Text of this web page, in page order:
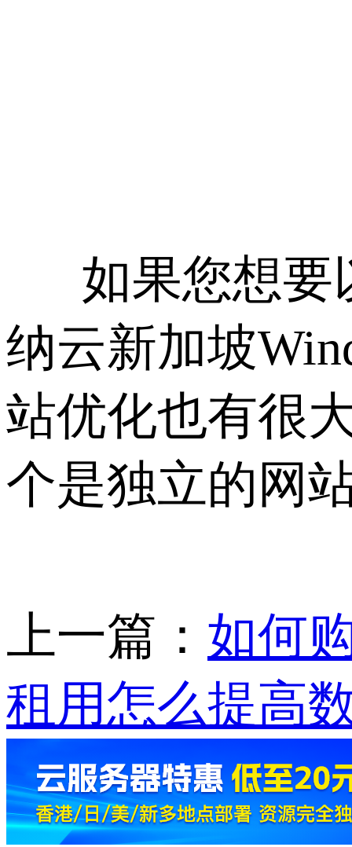
如果您想要
纳云新加坡
站优化也有很
个是独立的网
上一篇： 如何
租用怎么提高